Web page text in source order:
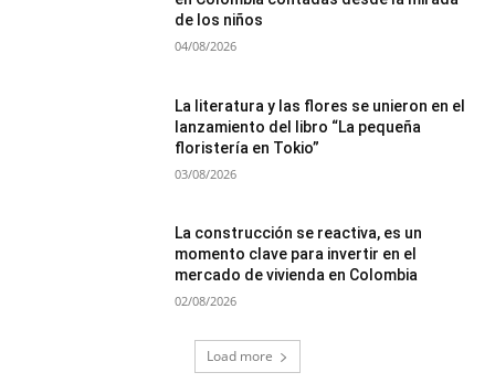
de los niños
04/08/2026
La literatura y las flores se unieron en el
lanzamiento del libro “La pequeña
floristería en Tokio”
03/08/2026
La construcción se reactiva, es un
momento clave para invertir en el
mercado de vivienda en Colombia
02/08/2026
Load more